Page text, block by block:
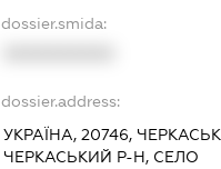
dossier.smida:
dossier.address:
УКРАЇНА, 20746,
ЧЕРКАСЬКИЙ Р-Н, СЕЛО